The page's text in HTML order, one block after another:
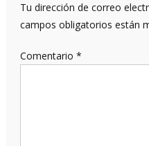
Tu dirección de correo
campos obligatorios están
Comentario *